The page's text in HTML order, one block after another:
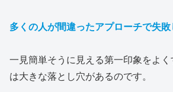
多くの人が間違ったアプローチで失敗
一見簡単そうに見える第一印象をよ
は大きな落とし穴があるのです。